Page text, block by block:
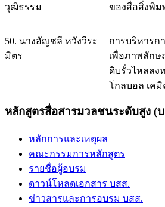
วุฒิธรรม
ของสื่อสิ่งพิม
50. นางอัญชลี หวังวีระ
มิตร
การบริหารก
เพื่อภาพลัก
ดิบรั่วไหลลง
โกลบอล เค
หลักสูตรสื่อสารมวลชนระดับสูง (
หลักการและเหตุผล
คณะกรรมการหลักสูตร
รายชื่อผู้อบรม
ดาวน์โหลดเอกสาร บสส.
ข่าวสารและการอบรม บสส.